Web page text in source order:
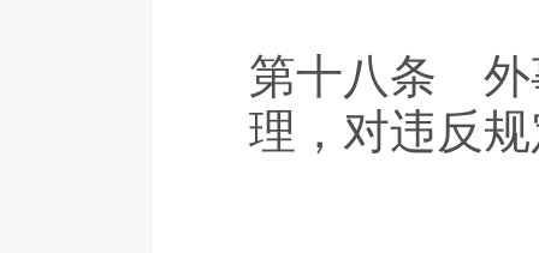
第十八条 外
理，对违反